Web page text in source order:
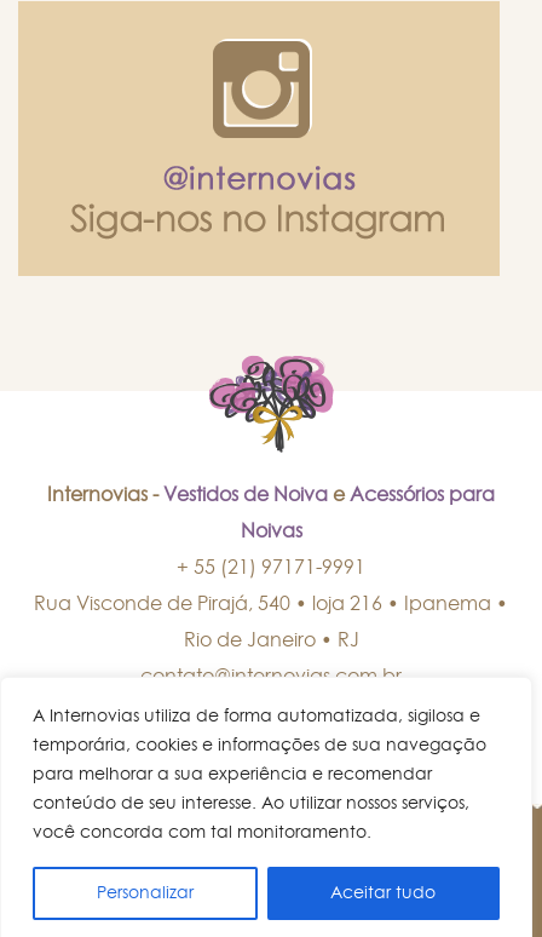
A Internovias utiliza de forma automatizada, sigilosa e
temporária, cookies e informações de sua navegação
para melhorar a sua experiência e recomendar
conteúdo de seu interesse. Ao utilizar nossos serviços,
você concorda com tal monitoramento.
Personalizar Aceitar tudo
Internovias -Vestidos de Noiva e Acessórios para
Noivas
+ 55 (21) 97171-9991
Rua Visconde de Pirajá, 540 • loja 216 • Ipanema •
Rio de Janeiro• RJ
contato@internovias.com.br
AGENDE UM HORÁRIO!